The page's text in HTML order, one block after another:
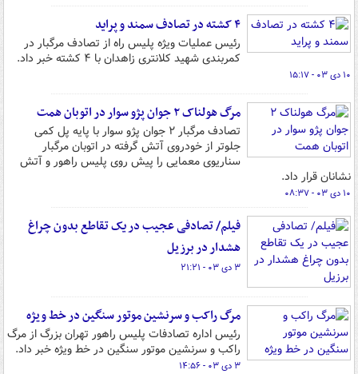
۴ کشته در تصادف سمند و پراید
رئیس عملیات ویژه پلیس راه از تصادف مرگبار در
کمربندی شهید کلانتری زاهدان با ۴ کشته خبر داد.
۱۰ دی ۰۳ - ۱۵:۱۷
مرگ هولناک ۲ جوان پژو سوار در اتوبان همت
تصادف مرگبار ۲ جوان پژو سوار با پایه پل کمی
جلوتر از خودروی آتش گرفته در اتوبان مرگبار
سناریوی معمایی را پیش روی پلیس راهور و آتش
نشانان قرار داد.
۱۰ دی ۰۳ - ۰۸:۳۷
فیلم/ تصادفی عجیب در یک تقاطع بدون چراغ
هشدار در برزیل
۳ دی ۰۳ - ۲۱:۲۱
مرگ راکب و سرنشین موتور سنگین در خط ویژه
رئیس اداره تصادفات پلیس راهور تهران بزرگ از مرگ
راکب و سرنشین موتور سنگین در خط ویژه خبر داد.
۳ دی ۰۳ - ۱۴:۵۶